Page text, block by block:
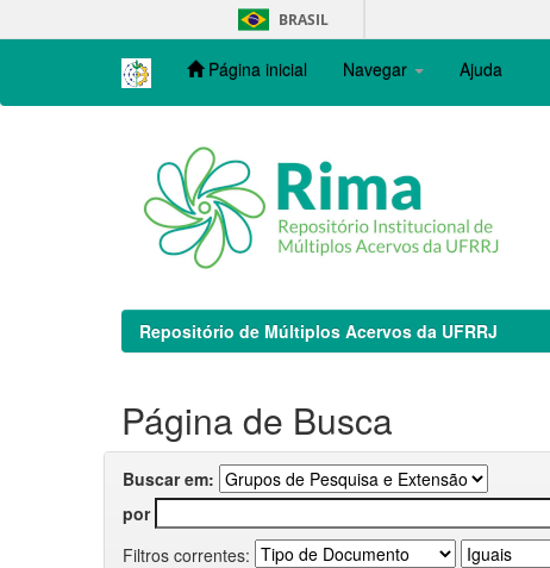
navigation
BRASIL
Página inicial Navegar Ajuda
Repositório de Múltiplos Acervos da UFRRJ
Página de Busca
Buscar em:
por
Filtros correntes: